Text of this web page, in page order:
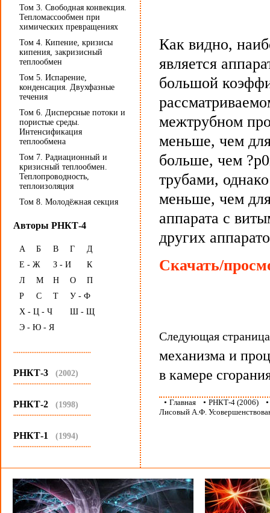
Том 3. Свободная конвекция.
Тепломассообмен при
химических превращениях
Том 4. Кипение, кризисы
кипения, закризисный
теплообмен
Том 5. Испарение,
конденсация. Двухфазные
течения
Том 6. Дисперсные потоки и
пористые среды.
Интенсификация
теплообмена
Том 7. Радиационный и
кризисный теплообмен.
Теплопроводность,
теплоизоляция
Том 8. Молодёжная секция
Авторы РНКТ-4
А Б В Г
Д
Е - Ж
З - И
К
Л
М Н О
П
Р
С Т
У - Ф
Х - Ц - Ч
Ш - Щ
Э - Ю - Я
...........................................
РНКТ-3 (2002)
...........................................
РНКТ-2 (1998)
...........................................
РНКТ-1 (1994)
...........................................
Как видно,
является
большой
межтрубном
меньше, чем
больше, чем
трубами,
меньше, чем
аппарата с
других
Скачать/
Следующая
механизма и
в камере
• Главная • РНКТ-4 (2006)
Лисовый А.Ф.